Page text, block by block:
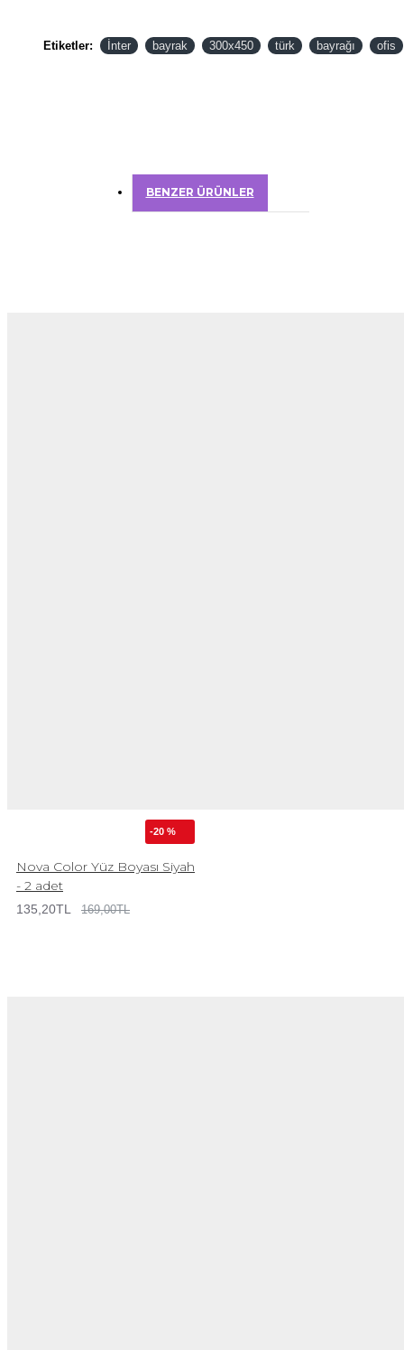
Etiketler: İnter bayrak 300x450 türk bayrağı ofis
BENZER ÜRÜNLER
-20 %
Nova Color Yüz Boyası Siyah
- 2 adet
135,20TL 169,00TL